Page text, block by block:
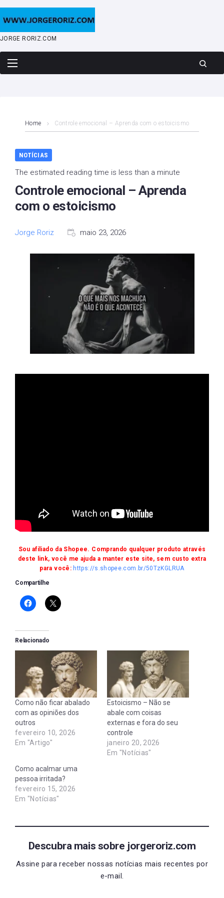
content
JORGE RORIZ.COM
Home Controle emocional – Aprenda com o estoicismo
NOTÍCIAS
The estimated reading time is less than a minute
Controle emocional – Aprenda
com o estoicismo
Jorge Roriz maio 23, 2026
Sou afiliado da Shopee. Comprando qualquer produto através
deste link, você me ajuda a manter este site, sem custo extra
para você: https://s.shopee.com.br/50TzKGLRUA
Compartilhe
Relacionado
Como não ficar abalado
com as opiniões dos
outros
fevereiro 10, 2026
Em "Artigo"
Estoicismo – Não se
abale com coisas
externas e fora do seu
controle
janeiro 20, 2026
Em "Notícias"
Como acalmar uma
pessoa irritada?
fevereiro 15, 2026
Em "Notícias"
Descubra mais sobre jorgeroriz.com
Assine para receber nossas notícias mais recentes por
e-mail.